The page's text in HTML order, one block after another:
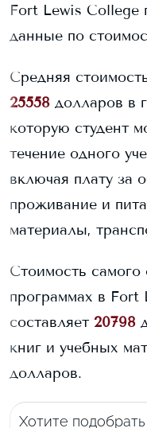
Fort Lewis College
данные по
Средняя
25558 долларов в
которую студент
течение одного
включая плату за
проживание и
материалы,
Стоимость самого
программах в Fort
составляет 20798
книг и учебных
долларов.
Хотите